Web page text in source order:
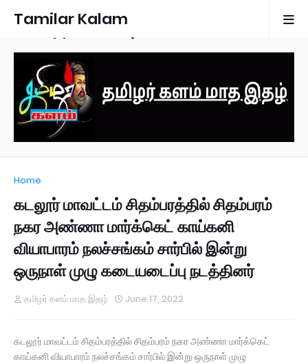
Tamilar Kalam
Monthly Magazine
Home
கடலூர் மாவட்டம் சிதம்பரத்தில் சிதம்பரம்
நகர அண்ணா மார்க்கெட் காய்கனி
வியாபாரம் நலச்சங்கம் சார்பில் இன்று
ஒருநாள் முழு கடையடைப்பு நடத்தினர்
தமிழர் களம் மாத இதழ் June 17, 2022
கடலூர் மாவட்டம் சிதம்பரத்தில் சிதம்பரம் நகர அண்ணா மார்க்கெட்
காய்கனி வியாபாரம் நலச்சங்கம் சார்பில் இன்று ஒருநாள் முழு